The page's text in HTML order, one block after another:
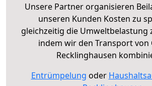
Unsere Partner organisieren
unseren Kunden Kosten zu
gleichzeitig die Umweltbelastung
indem wir den Transport von
Recklinghausen
Entrümpelung oder